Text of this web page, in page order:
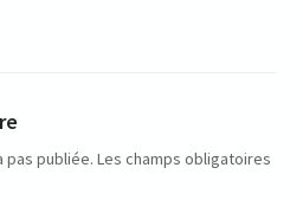
pas publiée. Les champs obligatoires